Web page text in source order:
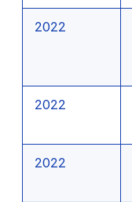
2022
2022
2022